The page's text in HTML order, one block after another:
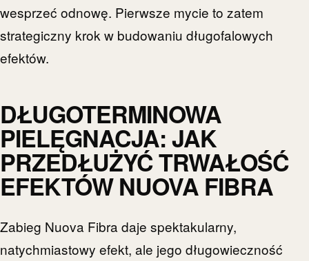
wesprzeć odnowę. Pierwsze mycie to zatem
strategiczny krok w budowaniu długofalowych
efektów.
DŁUGOTERMINOWA
PIELĘGNACJA: JAK
PRZEDŁUŻYĆ TRWAŁOŚĆ
EFEKTÓW NUOVA FIBRA
Zabieg Nuova Fibra daje spektakularny,
natychmiastowy efekt, ale jego długowieczność